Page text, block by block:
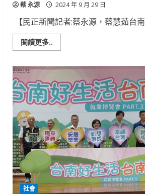
蔡 永源 2024 年 9 月 29 日
【民正新聞記者:蔡永源，蔡慧茹台南
閱讀更多..
more
旬
婦
推
著
輪
迷
途
酷
熱
街
頭
警
助
返
家
社會